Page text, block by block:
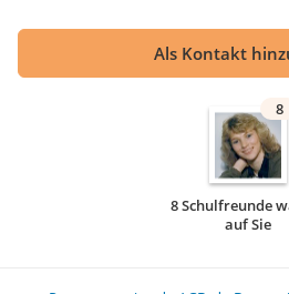
Als Kontakt
8
8 Schulfreunde
auf Sie